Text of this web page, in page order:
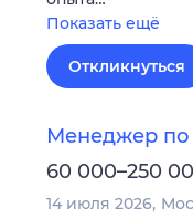
Показать ещё
Откликнуться
Менеджер по
60 000–250
14 июля 2026